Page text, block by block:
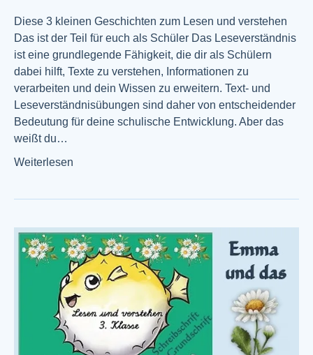
Diese 3 kleinen Geschichten zum Lesen und verstehen
Das ist der Teil für euch als Schüler Das Leseverständnis
ist eine grundlegende Fähigkeit, die dir als Schülern
dabei hilft, Texte zu verstehen, Informationen zu
verarbeiten und dein Wissen zu erweitern. Text- und
Leseverständnisübungen sind daher von entscheidender
Bedeutung für deine schulische Entwicklung. Aber das
weißt du…
Weiterlesen